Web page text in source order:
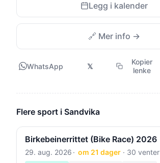
Legg i kalender
🔗 Mer info →
WhatsApp 𝕏
Kopier
lenke
Flere sport i Sandvika
Birkebeinerrittet (Bike Race) 2026
29. aug. 2026 om 21 dager· 30 venter